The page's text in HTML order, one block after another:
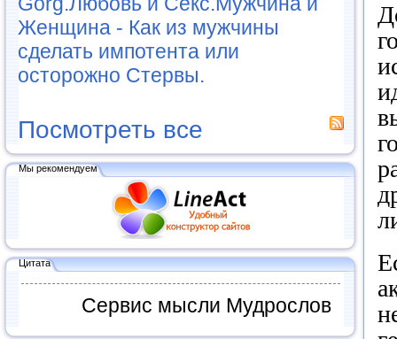
Женщина - Как из мужчины
сделать импотента или
осторожно Стервы.
Посмотреть все
Мы рекомендуем
Цитата
Сервис мысли Мудрослов